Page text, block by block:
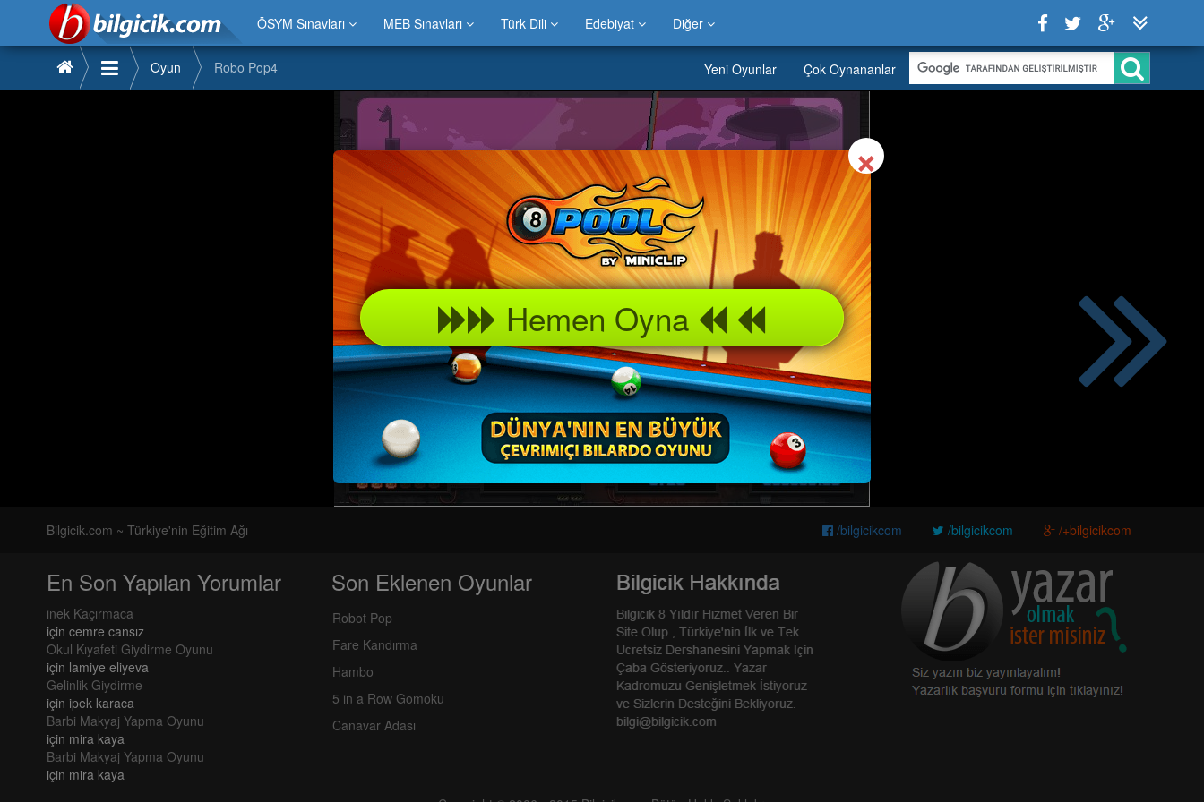
ÖSYM Sınavları MEB Sınavları Türk Dili Edebiyat Diğer
Oyun Robo Pop4 Yeni Oyunlar Çok Oynananlar
Bilgicik.com ~ Türkiye'nin Eğitim Ağı /bilgicikcom /bilgicikcom /+bilgicikcom
En Son Yapılan Yorumlar
inek Kaçırmaca
için cemre cansız
Okul Kıyafeti Giydirme Oyunu
için lamiye eliyeva
Gelinlik Giydirme
için ipek karaca
Barbi Makyaj Yapma Oyunu
için mira kaya
Barbi Makyaj Yapma Oyunu
için mira kaya
Son Eklenen Oyunlar
Robot Pop
Fare Kandırma
Hambo
5 in a Row Gomoku
Canavar Adası
×Close
Hemen Oyna